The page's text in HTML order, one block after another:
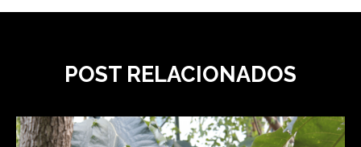
POST RELACIONADOS